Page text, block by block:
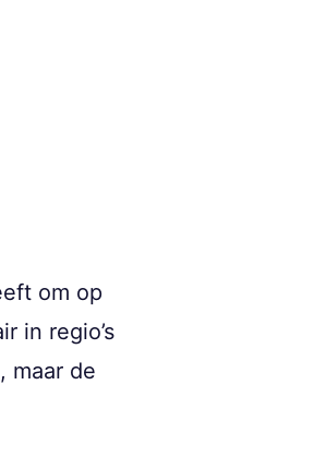
om op
in regio’s
maar de